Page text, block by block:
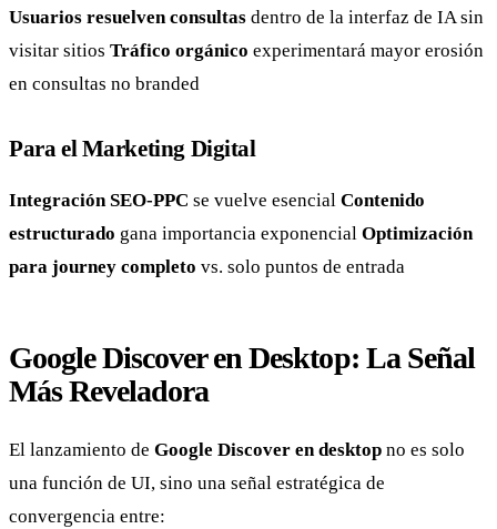
Usuarios resuelven consultas dentro de la interfaz de IA sin
visitar sitios Tráfico orgánico experimentará mayor erosión
en consultas no branded
Para el Marketing Digital
Integración SEO-PPC se vuelve esencial Contenido
estructurado gana importancia exponencial Optimización
para journey completo vs. solo puntos de entrada
Google Discover en Desktop: La Señal
Más Reveladora
El lanzamiento de Google Discover en desktop no es solo
una función de UI, sino una señal estratégica de
convergencia entre: